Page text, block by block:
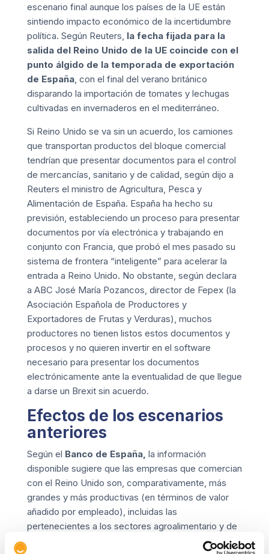
escenario final aunque los países de la UE están
sintiendo impacto económico de la incertidumbre
política. Según Reuters, la fecha fijada para la
salida del Reino Unido de la UE coincide con el
punto álgido de la temporada de exportación
de España, con el final del verano británico
disparando la importación de tomates y lechugas
cultivadas en invernaderos en el mediterráneo.
Si Reino Unido se va sin un acuerdo, los camiones
que transportan productos del bloque comercial
tendrían que presentar documentos para el control
de mercancías, sanitario y de calidad, según dijo a
Reuters el ministro de Agricultura, Pesca y
Alimentación de España. España ha hecho su
previsión, estableciendo un proceso para presentar
documentos por vía electrónica y trabajando en
conjunto con Francia, que probó el mes pasado su
sistema de frontera “inteligente” para acelerar la
entrada a Reino Unido. No obstante, según declara
a ABC José María Pozancos, director de Fepex (la
Asociación Española de Productores y
Exportadores de Frutas y Verduras), muchos
productores no tienen listos estos documentos y
procesos y no quieren invertir en el software
necesario para presentar los documentos
electrónicamente ante la eventualidad de que llegue
a darse un Brexit sin acuerdo.
Efectos de los escenarios
anteriores
Según el Banco de España, la información
disponible sugiere que las empresas que comercian
con el Reino Unido son, comparativamente, más
grandes y más productivas (en términos de valor
añadido por empleado), incluidas las
pertenecientes a los sectores agroalimentario y de
automoción, lo que podría contribuir a amortiguar, al